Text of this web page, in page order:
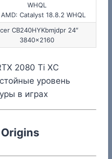
WHQL
Catalyst 18.8.2 WHQL
CB240HYKbmjdpr 24″
3840×2160